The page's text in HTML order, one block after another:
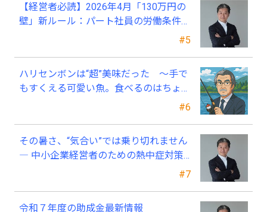
#5
【経営者必読】2026年4月「130万円の
壁」新ルール：パート社員の労働条件通
#6
ハリセンボンは“超”美味だった ～手で
もすくえる可愛い魚。食べるのはちょっ
#7
その暑さ、“気合い”では乗り切れません
― 中小企業経営者のための熱中症対策
令和７年度の助成金最新情報